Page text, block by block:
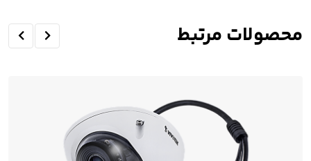
محصولات مرتبط